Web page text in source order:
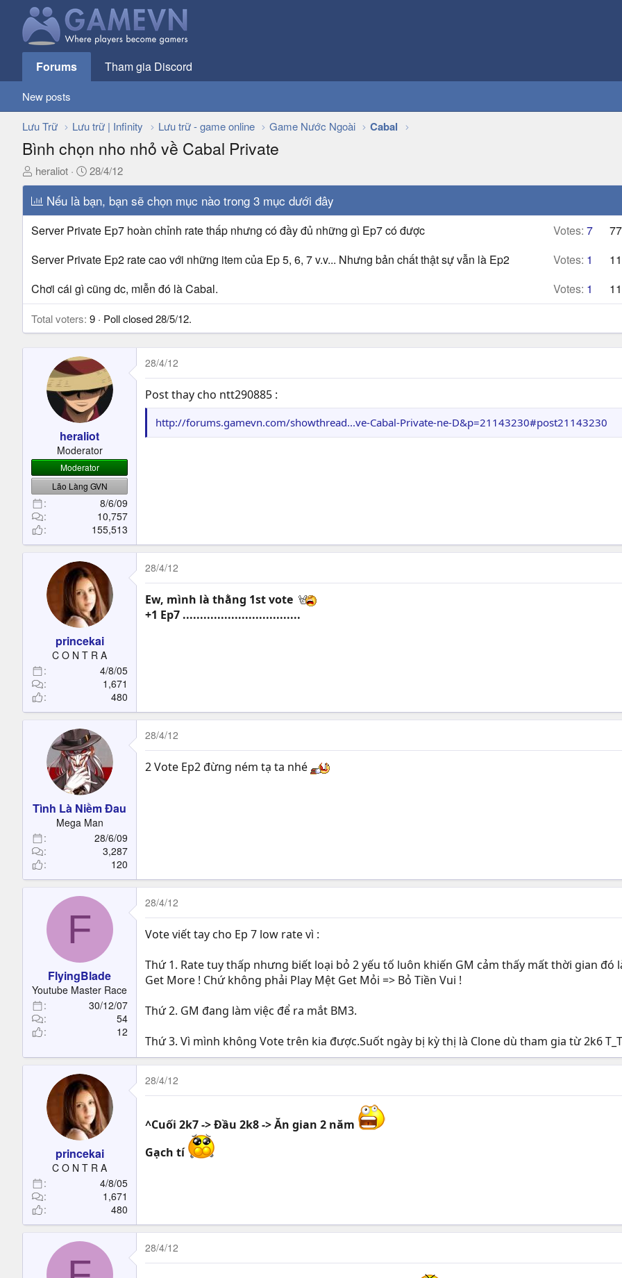
Forums Tham gia Discord
New posts
Lưu Trữ Lưu trữ | Infinity Lưu trữ - game online Game Nước Ngoài Cabal
Bình chọn nho nhỏ về Cabal Private
T
h
r
e
a
s
a
r
t
e
heraliot
N
g
à
y
g
i
28/4/12
Nếu là bạn, bạn sẽ chọn mục nào trong 3 mục dưới đây
Server Private Ep7 hoàn chỉnh rate thấp nhưng có đầy đủ những gì Ep7 có được Votes: 7
Server Private Ep2 rate cao với những item của Ep 5, 6, 7 v.v... Nhưng bản chất thật sự vẫn là Ep2
Votes: 1
Chơi cái gì cũng dc, miễn đó là Cabal.
Votes: 1
Total voters 9 Poll closed28/5/12.
heraliot
Moderator
Moderator
Lão Làng GVN
8/6/09
10,757
155,513
28/4/12
Post thay cho ntt290885 :
http://forums.gamevn.com/showthread...ve-Cabal-Private-ne-D&p=21143230#post21143230
princekai
C O N T R A
4/8/05
1,671
480
28/4/12
Ew, mình là thằng 1st vote
+1 Ep7 ..................................
Tình Là Niềm Đau
Mega Man
28/6/09
3,287
120
28/4/12
2 Vote Ep2 đừng ném tạ ta nhé
F
FlyingBlade
Youtube Master Race
30/12/07
54
12
28/4/12
Vote viết tay cho Ep 7 low rate vì :
Thứ 1. Rate tuy thấp nhưng biết loại bỏ 2 yếu tố luôn khiến GM cảm thấy mất thời gian đó
Get More ! Chứ không phải Play Mệt Get Mỏi => Bỏ Tiền Vui !
Thứ 2. GM đang làm việc để ra mắt BM3.
Thứ 3. Vì mình không Vote trên kia được.Suốt ngày bị kỳ thị là Clone dù tham gia từ 2k6 T_T
princekai
C O N T R A
4/8/05
1,671
480
28/4/12
^Cuối 2k7 -> Đầu 2k8 -> Ăn gian 2 năm
Gạch tí
28/4/12